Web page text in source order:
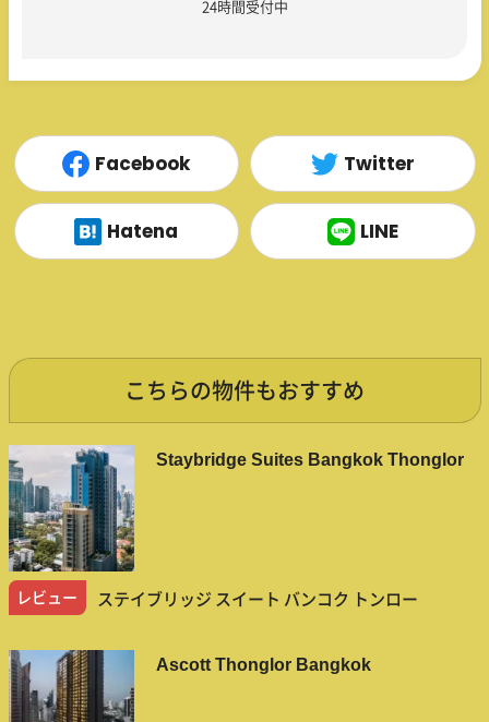
24時間受付中
Facebook Twitter
Hatena LINE
こちらの物件もおすすめ
Staybridge Suites Bangkok Thonglor
レビュー ステイブリッジ スイート バンコク トンロー
Ascott Thonglor Bangkok